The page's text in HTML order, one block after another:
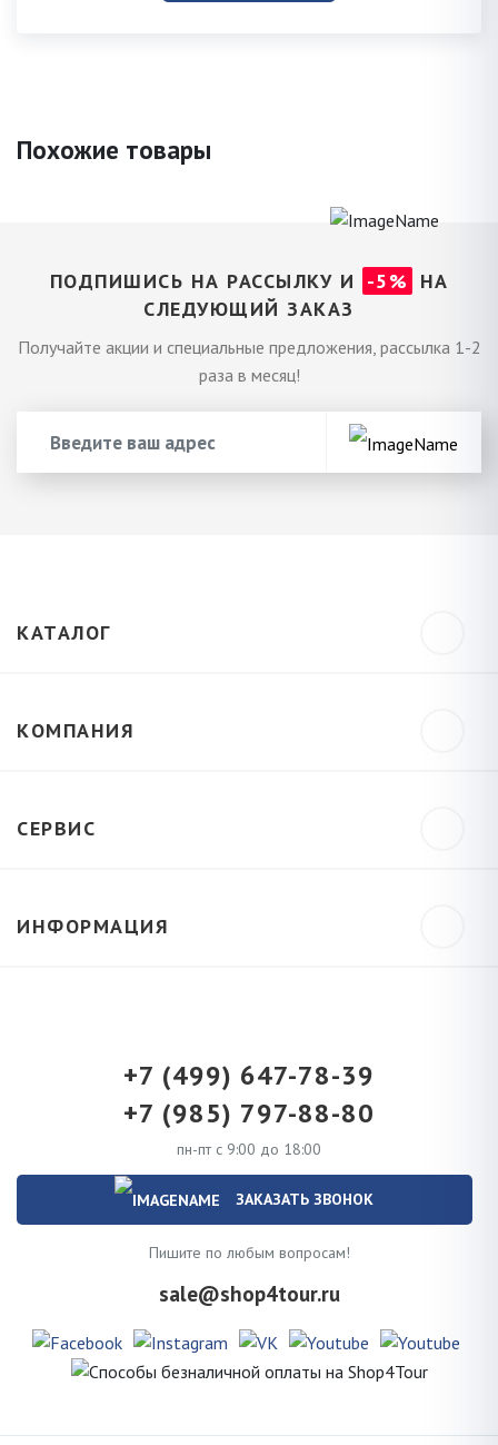
Похожие товары
ПОДПИШИСЬ НА РАССЫЛКУ И -5%
НА
СЛЕДУЮЩИЙ ЗАКАЗ
Получайте акции и специальные предложения, рассылка 1-2
раза в месяц!
КАТАЛОГ
КОМПАНИЯ
СЕРВИС
ИНФОРМАЦИЯ
+7 (499) 647-78-39
+7 (985) 797-88-80
пн-пт с 9:00 до 18:00
ЗАКАЗАТЬ ЗВОНОК
Пишите по любым вопросам!
sale@shop4tour.ru